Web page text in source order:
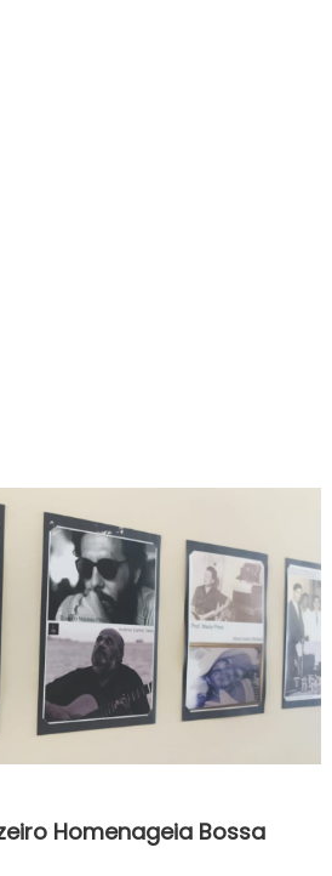
Homenageia Bossa